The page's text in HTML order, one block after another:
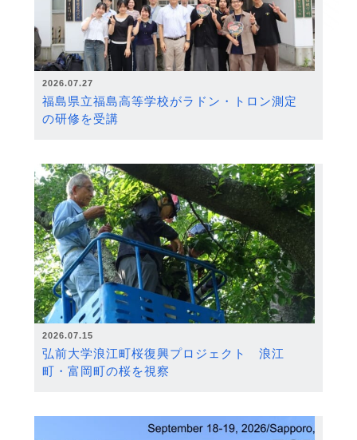
2026.07.27
福島県立福島高等学校がラドン・トロン測定
の研修を受講
2026.07.15
弘前大学浪江町桜復興プロジェクト 浪江
町・富岡町の桜を視察